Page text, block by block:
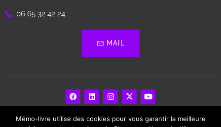
06 65 32 42 24
MAIL
Memo Livre – Biographie, Livre Souvenir…
Mémo-livre utilise des cookies pour vous garantir la meilleure